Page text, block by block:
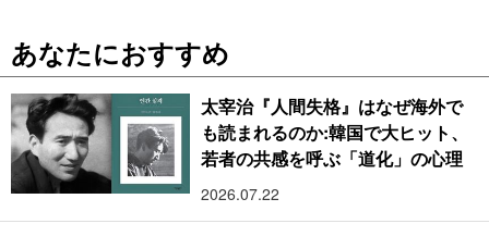
あなたにおすすめ
太宰治『人間失格』はなぜ海外で
も読まれるのか:韓国で大ヒット、
若者の共感を呼ぶ「道化」の心理
2026.07.22